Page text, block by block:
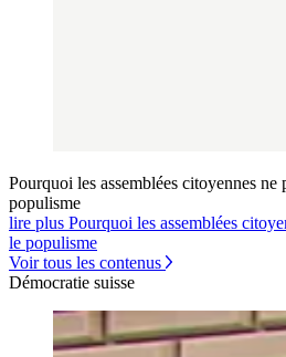
Pourquoi les assemblées citoyennes
populisme
lire plus Pourquoi les assemblées
le populisme
Voir tous les contenus
Démocratie suisse